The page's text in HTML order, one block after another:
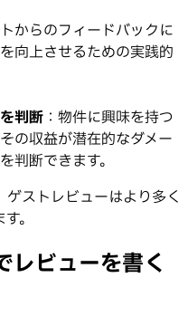
トからのフィードバックに
向上させるための実践的
判断 ：物件に興味を持つ
の収益が潜在的なダメー
判断できます。
ストレビューはより多く
。
レビューを書く